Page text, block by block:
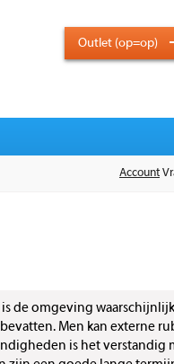
Outlet (op=op)
Account
de omgeving
Men kan externe
is het verstandig